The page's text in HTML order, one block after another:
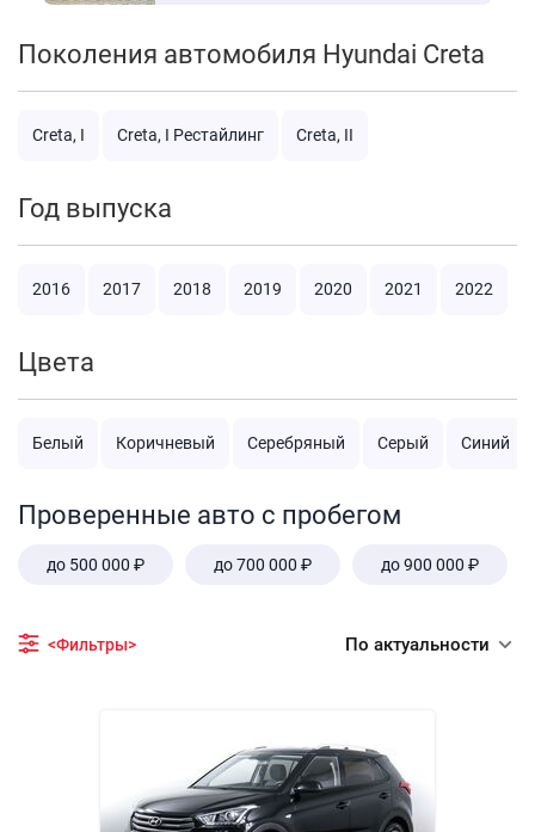
Поколения автомобиля Hyundai Creta
Creta, I Creta, I Рестайлинг Creta, II
Год выпуска
2016 2017 2018 2019 2020 2021 2022
Цвета
Белый Коричневый Серебряный Серый Синий
Проверенные авто с пробегом
до 500 000 ₽ до 700 000 ₽ до 900 000 ₽
<Фильтры> По актуальности